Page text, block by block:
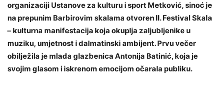
organizaciji Ustanove za kulturu i sport Metković, sinoć je
na prepunim Barbirovim skalama otvoren II. Festival Skala
– kulturna manifestacija koja okuplja zaljubljenike u
muziku, umjetnost i dalmatinski ambijent. Prvu večer
obilježila je mlada glazbenica Antonija Batinić, koja je
svojim glasom i iskrenom emocijom očarala publiku.